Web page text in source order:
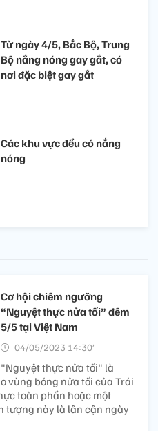
Từ ngày 4/5, Bắc Bộ, Trung
Bộ nắng nóng gay gắt, có
nơi đặc biệt gay gắt
Các khu vực đều có nắng
nóng
Cơ hội chiêm ngưỡng
“Nguyệt thực nửa tối” đêm
5/5 tại Việt Nam
04/05/2023 14:30’
"Nguyệt thực nửa tối" là
vùng bóng nửa tối của Trái
toàn phần hoặc một
tượng này là lân cận ngày